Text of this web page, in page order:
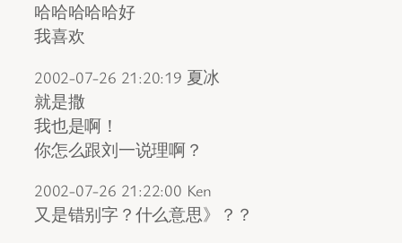
哈哈哈哈哈好
我喜欢
2002-07-26 21:20:19 夏冰
就是撒
我也是啊！
你怎么跟刘一说理啊？
2002-07-26 21:22:00 Ken
又是错别字？什么意思》？？